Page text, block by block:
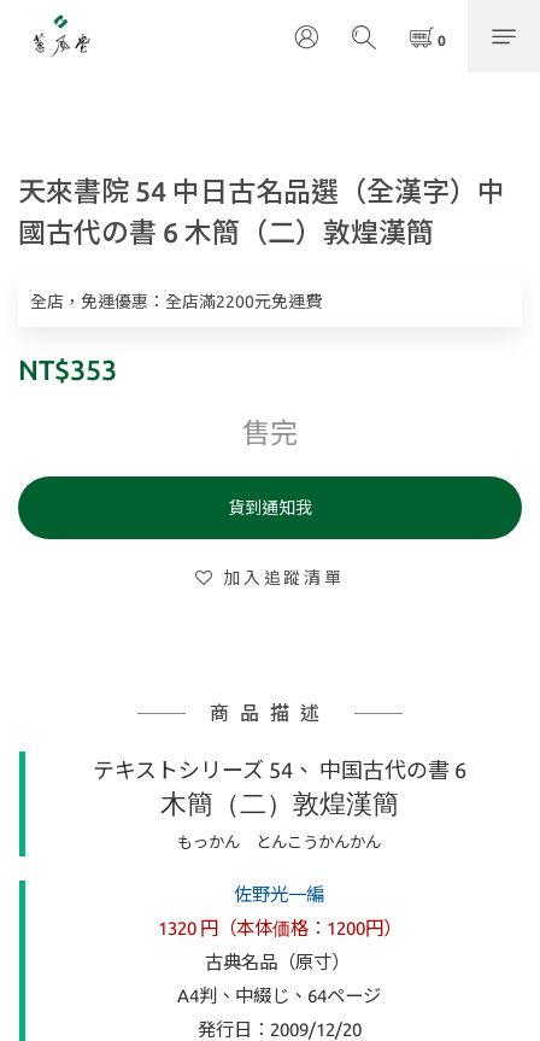
天來書院 54 中日古名品選（全漢字）中
國古代の書 6 木簡（二）敦煌漢簡
全店，免運優惠：全店滿2200元免運費
NT$353
售完
貨到通知我
加入追蹤清單
商品描述
テキストシリーズ 54、 中国古代の書 6
木簡（二）敦煌漢簡
もっかん とんこうかんかん
佐野光一編
1320 円（本体価格：1200円）
古典名品（原寸）
A4判、中綴じ、64ページ
発行日：2009/12/20